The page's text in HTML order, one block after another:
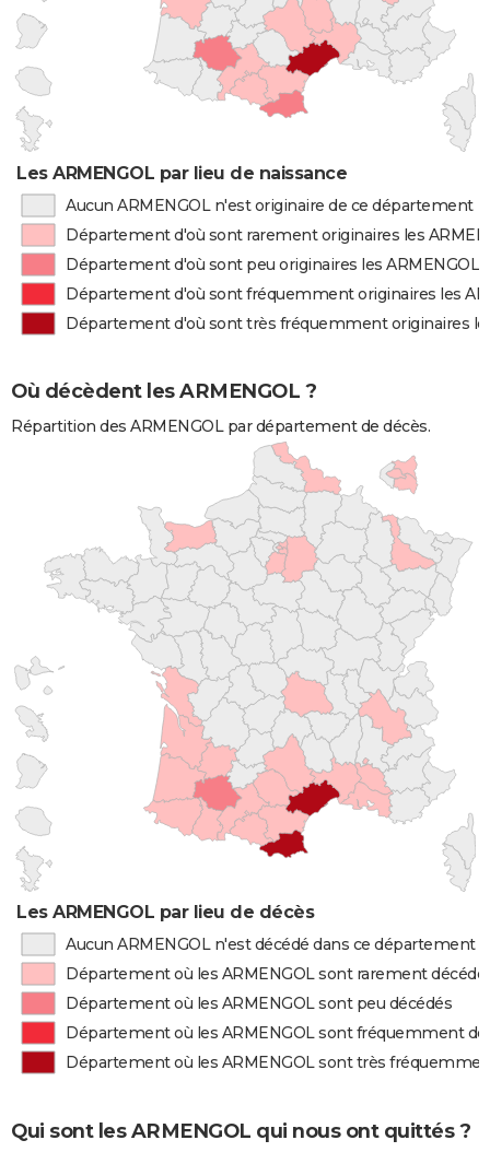
Les ARMENGOL par lieu de naissance
Aucun ARMENGOL n'est originaire de ce département
Département d'où sont rarement originaires les
Département d'où sont peu originaires les ARMENGOL
Département d'où sont fréquemment originaires les
Département d'où sont très fréquemment originaires
Où décèdent les ARMENGOL ?
Répartition des ARMENGOL par département de décès.
Les ARMENGOL par lieu de décès
Aucun ARMENGOL n'est décédé dans ce département
Département où les ARMENGOL sont rarement
Département où les ARMENGOL sont peu décédés
Département où les ARMENGOL sont fréquemment
Département où les ARMENGOL sont très
Qui sont les ARMENGOL qui nous ont quittés ?